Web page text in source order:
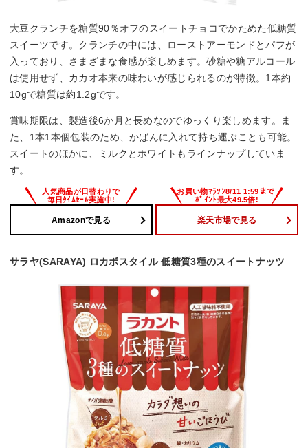
大豆クランチを糖質90％オフのスイートチョコでかためた低糖質
スイーツです。クランチの中には、ローストアーモンドとパフが
入っており、さまざまな食感が楽しめます。砂糖や糖アルコール
は使用せず、カカオ本来の味わいが感じられるのが特徴。1本約
10gで糖質は約1.2gです。
賞味期限は、製造後6か月と長めなのでゆっくり楽しめます。ま
た、1本1本個包装のため、かばんに入れて持ち運ぶことも可能。
スイートのほかに、ミルクとホワイトもラインナップしていま
す。
Amazonで見る 楽天市場で見る
サラヤ(SARAYA) ロカボスタイル 低糖質3種のスイートナッツ